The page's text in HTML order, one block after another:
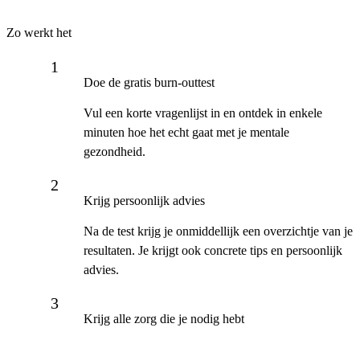
Zo werkt het
Doe de gratis burn-outtest
Vul een korte vragenlijst in en ontdek in enkele
minuten hoe het echt gaat met je mentale
gezondheid.
Krijg persoonlijk advies
Na de test krijg je onmiddellijk een overzichtje van je
resultaten. Je krijgt ook concrete tips en persoonlijk
advies.
Krijg alle zorg die je nodig hebt